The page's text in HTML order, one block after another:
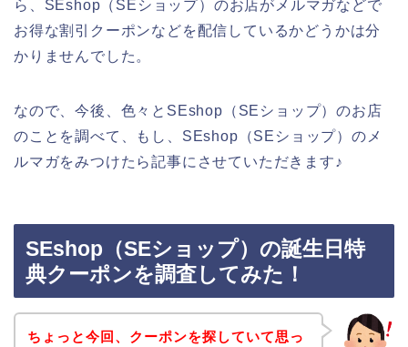
ら、SEshop（SEショップ）のお店がメルマガなどで
お得な割引クーポンなどを配信しているかどうかは分
かりませんでした。
なので、今後、色々とSEshop（SEショップ）のお店
のことを調べて、もし、SEshop（SEショップ）のメ
ルマガをみつけたら記事にさせていただきます♪
SEshop（SEショップ）の誕生日特
典クーポンを調査してみた！
ちょっと今回、クーポンを探していて思っ